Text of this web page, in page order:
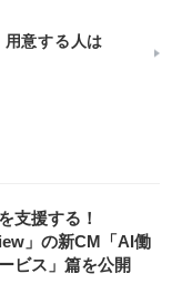
意する人は
支援する！
」の新CM「AI働
ビス」篇を公開